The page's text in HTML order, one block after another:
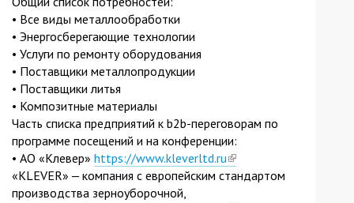
• Все виды металлообработки
• Энергосберегающие технологии
• Услуги по ремонту оборудования
• Поставщики металлопродукции
• Поставщики литья
• Композитные материалы
Часть списка предприятий к b2b-переговорам по
программе посещений и на конференции:
• АО «Клевер» https://www.kleverltd.ru(link
is
«KLEVER» ‒ компания с европейским стандартом
производства зерноуборочной,